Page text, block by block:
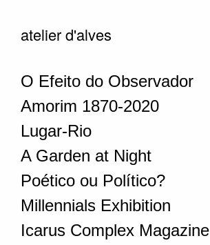
atelier d'alves
O Efeito do Observador
Amorim 1870-2020
Lugar-Rio
A Garden at Night
Poético ou Político?
Millennials Exhibition
Icarus Complex Magazine